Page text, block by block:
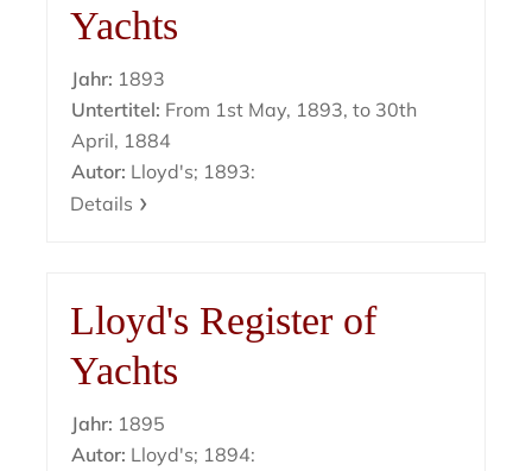
Yachts
Jahr: 1893
Untertitel: From 1st May, 1893, to 30th
April, 1884
Autor: Lloyd's; 1893:
Details
Lloyd's Register of
Yachts
Jahr: 1895
Autor: Lloyd's; 1894: